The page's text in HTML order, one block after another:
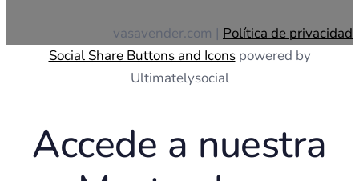
vasavender.com | Política de privacidad
Social Share Buttons and Iconspowered by
Ultimatelysocial
Accede a nuestra